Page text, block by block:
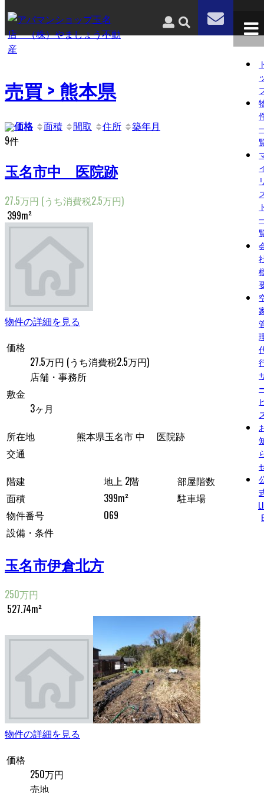
E
売買 > 熊本県
価格 面積 間取 住所
築年月
9件
玉名市中 医院跡
27.5万円 (うち消費税2.5万円)
399m²
物件の詳細を見る
価格
27.5万円 (うち消費税2.5万円)
店舗・事務所
敷金
3ヶ月
所在地
熊本県玉名市 中 医院跡
交通
階建
地上 2階
部屋階数
面積
399m²
駐車場
物件番号
069
設備・条件
玉名市伊倉北方
250万円
527.74m²
物件の詳細を見る
価格
250万円
売地